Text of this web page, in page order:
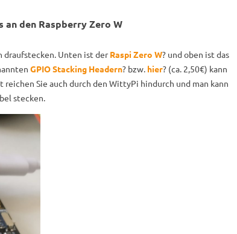
den Raspberry Zero W
draufstecken. Unten ist derRaspi Zero W? und oben ist das
GPIO Stacking Headern? bzw. hier? (ca. 2,50€) kann
reichen Sie auch durch den WittyPi hindurch und man kann
stecken.